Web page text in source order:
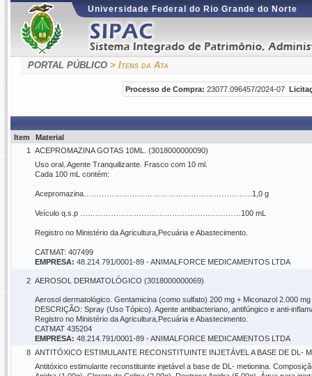
Universidade Federal do Rio Grande do Norte
PORTAL PÚBLICO > Itens da Ata
Processo de Compra: 23077.096457/2024-07
Item
Material
1
ACEPROMAZINA GOTAS 10ML. (3018000000090)
Uso oral. Agente Tranquilizante. Frasco com 10 ml.
Cada 100 mL contém:
Acepromazina…………………………………………………………1,0 g
Veículo q.s.p ………………………………………………………100 mL
Registro no Ministério da Agricultura,Pecuária e Abastecimento.
CATMAT: 407499
EMPRESA: 48.214.791/0001-89 - ANIMALFORCE MEDICAMENTOS LTDA
2 AEROSOL DERMATOLÓGICO (3018000000069)
Aerosol dermatológico. Gentamicina (como sulfato) 200 mg + Miconazol 2.000
DESCRIÇÃO: Spray (Uso Tópico). Agente antibacteriano, antifúngico e anti-
Registro no Ministério da Agricultura,Pecuária e Abastecimento.
CATMAT 435204
EMPRESA: 48.214.791/0001-89 - ANIMALFORCE MEDICAMENTOS LTDA
8 ANTITÓXICO ESTIMULANTE RECONSTITUINTE INJETÁVEL A BASE DE DL-
Antitóxico estimulante reconstituinte injetável a base de DL- metionina.